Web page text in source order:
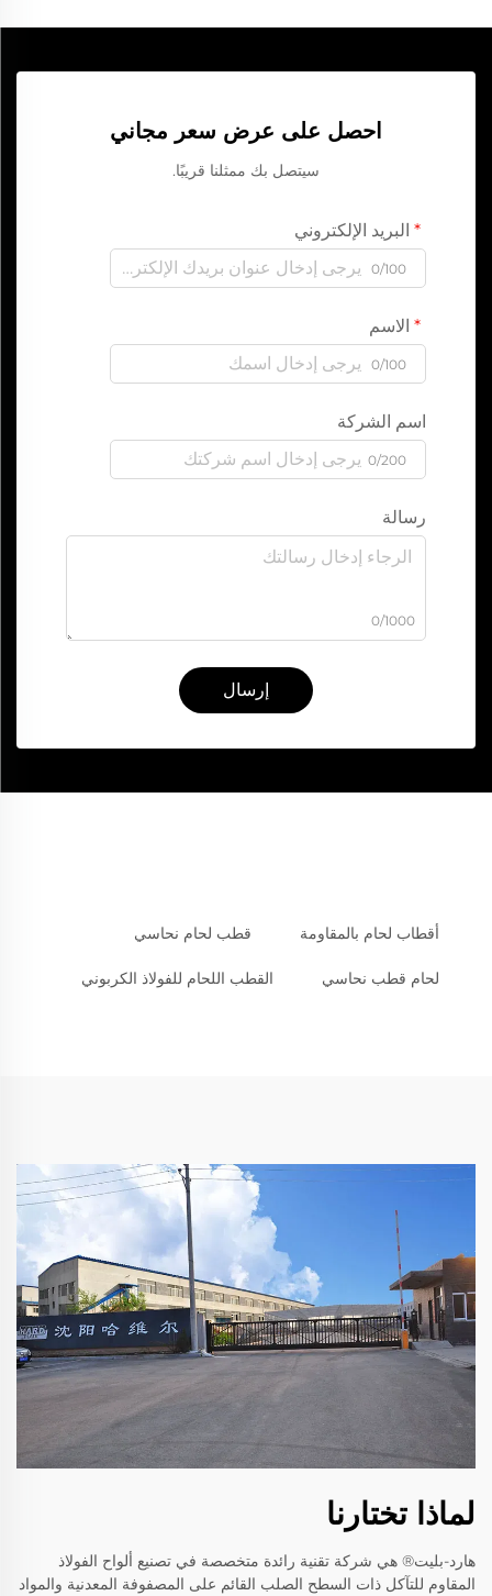
احصل على عرض سعر مجاني
سيتصل بك ممثلنا قريبًا.
البريد الإلكتروني
0/100
الاسم
0/100
اسم الشركة
0/200
رسالة
0/1000
إرسال
أقطاب لحام بالمقاومة قطب لحام نحاسي
لحام قطب نحاسي القطب اللحام للفولاذ الكربوني
لماذا تختارنا
هارد-بليت® هي شركة تقنية رائدة متخصصة في تصنيع ألواح الفولاذ
المقاوم للتآكل ذات السطح الصلب القائم على المصفوفة المعدنية والمواد